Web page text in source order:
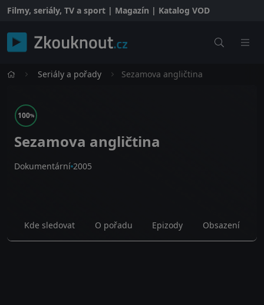
Filmy, seriály, TV a sport | Magazín | Katalog VOD
Seriály a pořady Sezamova angličtina
100%
Sezamova angličtina
Dokumentární 2005
Kde sledovat O pořadu Epizody Obsazení